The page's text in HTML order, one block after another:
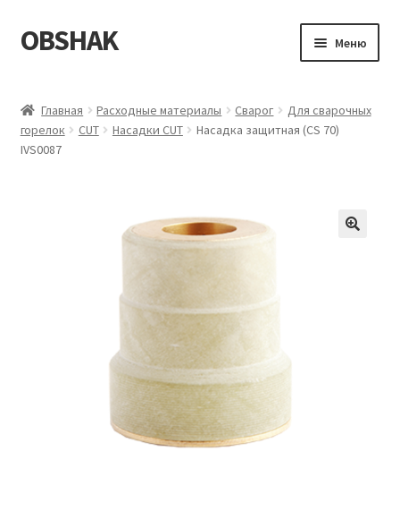
Перейти
к
Перейти
к
OBSHAK Меню
Категории
Оформление заказа
Пример страницы
Главная Расходные материалы Сварог
Для сварочных
горелок
CUT Насадки CUT
Насадка защитная (CS 70)
IVS0087